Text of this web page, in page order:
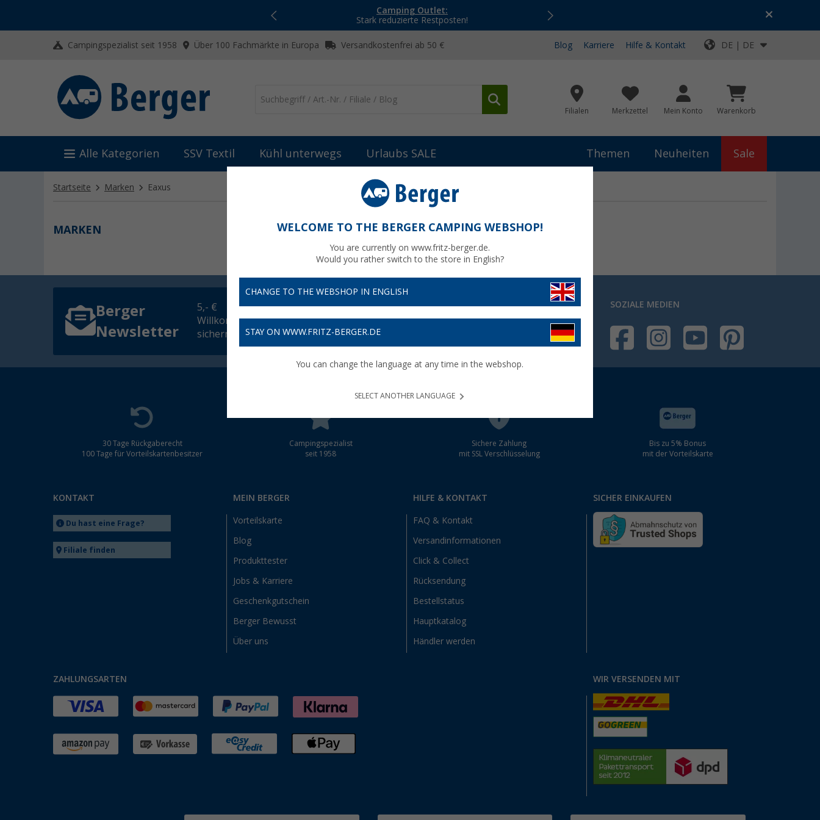
Camping Outlet:
Stark reduzierte Restposten!
Top-Deals für dein Abenteuer!
Campingspezialist seit 1958 Über 100 Fachmärkte in Europa Versandkostenfrei ab 50 € Blog Karriere Hilfe & Kontakt DE | DE
Filialen Merkzettel Mein Konto Warenkorb
Alle Kategorien SSV Textil Kühl unterwegs Urlaubs SALE Themen Neuheiten Sale
Startseite Marken Eaxus
MARKEN EAXUS
Berger
Newsletter
5,- €
Willkommensgutschein
sichern
SOZIALE MEDIEN
30 Tage Rückgaberecht
100 Tage für Vorteilskartenbesitzer
Campingspezialist
seit 1958
Sichere Zahlung
mit SSL Verschlüsselung
Bis zu 5% Bonus
mit der Vorteilskarte
KONTAKT
Du hast eine Frage?
Filiale finden
MEIN BERGER
Vorteilskarte
Blog
Produkttester
Jobs & Karriere
Geschenkgutschein
Berger Bewusst
Über uns
HILFE & KONTAKT
FAQ & Kontakt
Versandinformationen
Click & Collect
Rücksendung
Bestellstatus
Hauptkatalog
Händler werden
SICHER EINKAUFEN
ZAHLUNGSARTEN WIR VERSENDEN MIT
WELCOME TO THE BERGER CAMPING WEBSHOP!
You are currently on www.fritz-berger.de.
Would you rather switch to the store in English?
CHANGE TO THE WEBSHOP IN ENGLISH
STAY ON WWW.FRITZ-BERGER.DE
You can change the language at any time in the webshop.
SELECT ANOTHER LANGUAGE